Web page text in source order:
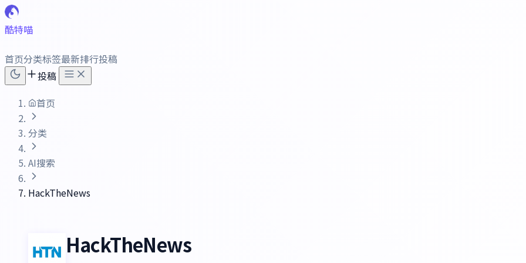
酷特喵
首页分类标签最新排行投稿
投稿
首页
分类
AI搜索
HackTheNews
HackTheNews